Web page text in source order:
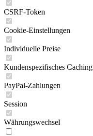
CSRF-Token
Cookie-Einstellungen
Individuelle Preise
Kundenspezifisches Caching
PayPal-Zahlungen
Session
Währungswechsel